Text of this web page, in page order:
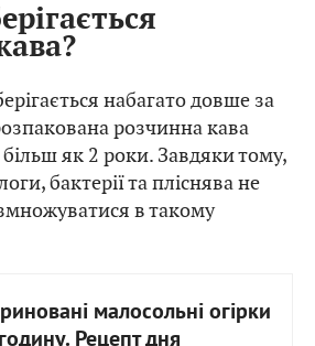
набагато довше за
розчинна кава
як 2 роки. Завдяки тому,
бактерії та пліснява не
в такому
малосольні огірки